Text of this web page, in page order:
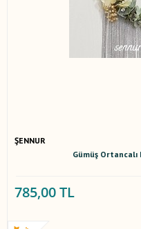
ŞENNUR
Gümüş Ortancalı
785,00 TL